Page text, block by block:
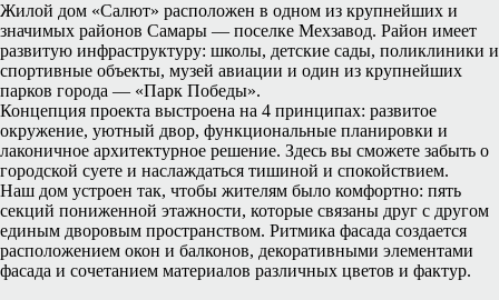
Жилой дом «Салют» расположен в одном из крупнейших и
значимых районов Самары — поселке Мехзавод. Район имеет
развитую инфраструктуру: школы, детские сады, поликлиники и
спортивные объекты, музей авиации и один из крупнейших
парков города — «Парк Победы».
Концепция проекта выстроена на 4 принципах: развитое
окружение, уютный двор, функциональные планировки и
лаконичное архитектурное решение. Здесь вы сможете забыть о
городской суете и наслаждаться тишиной и спокойствием.
Наш дом устроен так, чтобы жителям было комфортно: пять
секций пониженной этажности, которые связаны друг с другом
единым дворовым пространством. Ритмика фасада создается
расположением окон и балконов, декоративными элементами
фасада и сочетанием материалов различных цветов и фактур.